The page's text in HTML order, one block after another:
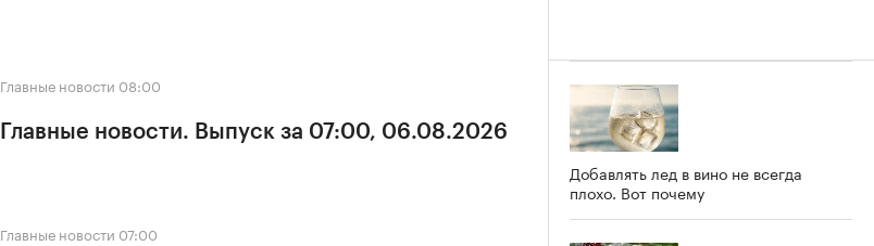
Главные новости 08:00
Главные новости. Выпуск за 07:00, 06.08.2026
Главные новости 07:00
Добавлять лед в вино не всегда
плохо. Вот почему